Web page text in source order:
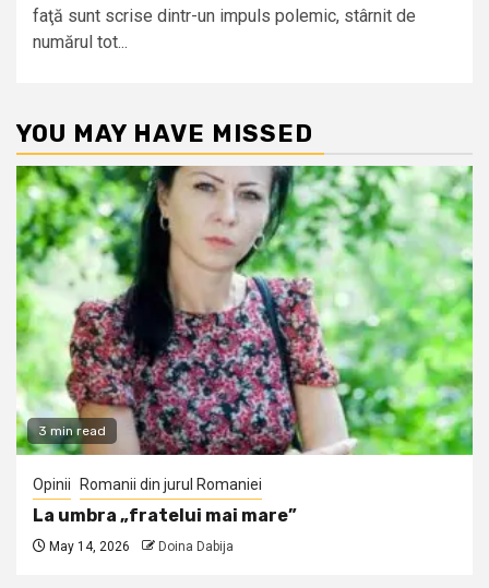
faţă sunt scrise dintr-un impuls polemic, stârnit de
numărul tot...
YOU MAY HAVE MISSED
3 min read
Opinii Romanii din jurul Romaniei
La umbra „fratelui mai mare”
May 14, 2026 Doina Dabija